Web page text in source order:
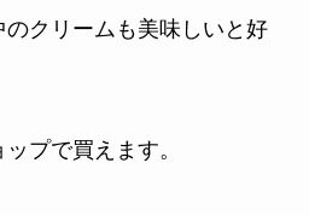
のクリームも美味しいと好
プで買えます。